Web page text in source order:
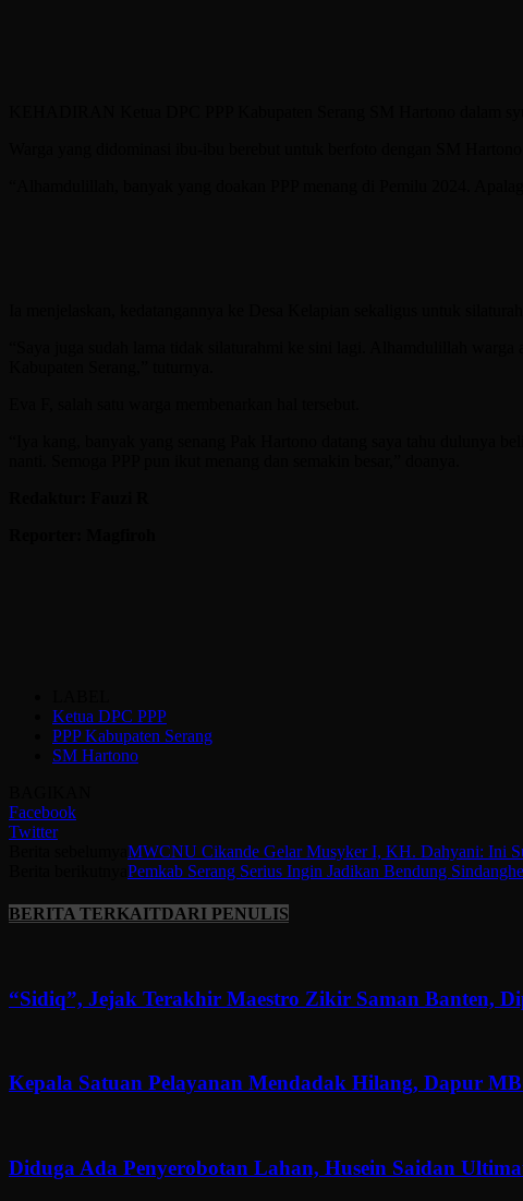
Ketua DPC PPP
PPP Kabupaten Serang
SM Hartono
Facebook
Twitter
MWCNU Cikande Gelar Musyker I, KH. Dahyani: Ini
Pemkab Serang Serius Ingin Jadikan Bendung
BERITA TERKAITDARI PENULIS
“Sidiq”, Jejak Terakhir Maestro Zikir Saman Banten,
Kepala Satuan Pelayanan Mendadak Hilang, Dapur
Diduga Ada Penyerobotan Lahan, Husein Saidan